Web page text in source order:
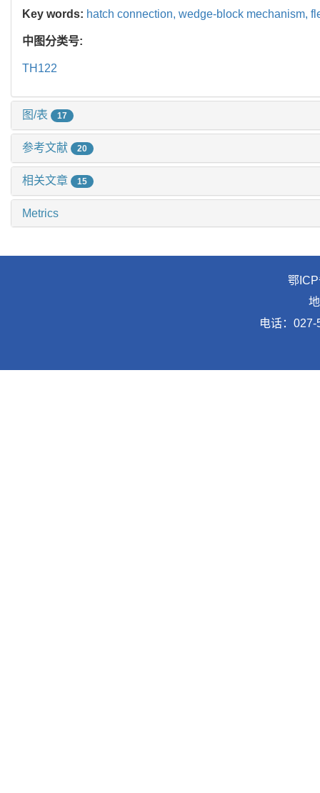
Key words: hatch connection, wedge-block mechanism,
中图分类号:
TH122
图/表 17
参考文献 20
相关文章 15
Metrics
鄂
电话：